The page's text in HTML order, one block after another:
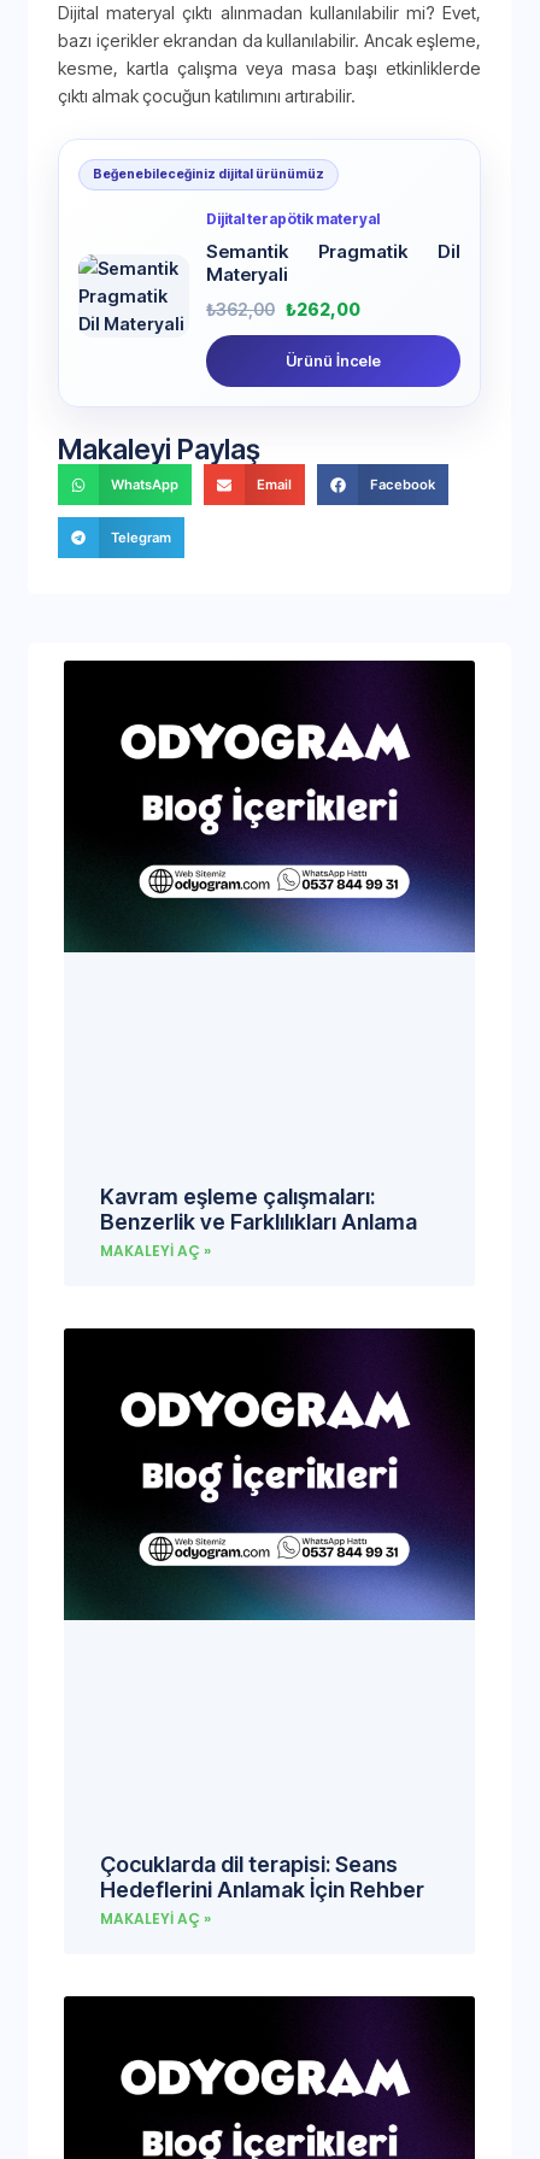
Dijital materyal çıktı alınmadan kullanılabilir mi? Evet,
bazı içerikler ekrandan da kullanılabilir. Ancak eşleme,
kesme, kartla çalışma veya masa başı etkinliklerde
çıktı almak çocuğun katılımını artırabilir.
Beğenebileceğiniz dijital ürünümüz
Dijital terapötik materyal
Semantik Pragmatik Dil
Materyali
₺362,00 ₺262,00
Ürünü İncele
Makaleyi Paylaş
WhatsApp Email Facebook
Telegram
Kavram eşleme çalışmaları:
Benzerlik ve Farklılıkları Anlama
MAKALEYI AÇ »
Çocuklarda dil terapisi: Seans
Hedeflerini Anlamak İçin Rehber
MAKALEYI AÇ »